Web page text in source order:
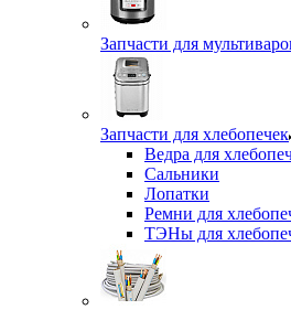
Запчасти для
Запчасти для хлебопечек
Ведра для
Сальники
Лопатки
Ремни для
ТЭНы для